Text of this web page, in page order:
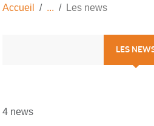
Accueil Les news
LES
4 news